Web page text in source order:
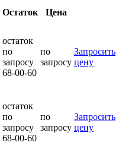
Остаток Цена
остаток
по
запросу
68-00-60
по
запросу
Запросить
цену
остаток
по
запросу
68-00-60
по
запросу
Запросить
цену